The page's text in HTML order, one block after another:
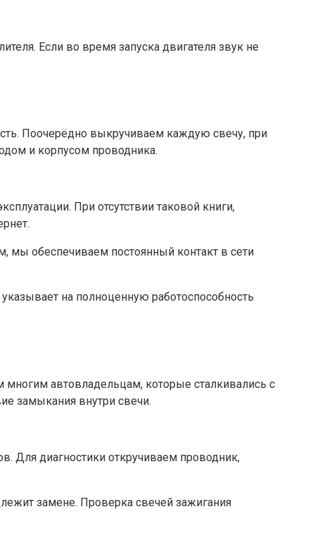
Если во время запуска двигателя звук не
Поочерёдно выкручиваем каждую свечу, при
и корпусом проводника.
При отсутствии таковой книги,
мы обеспечиваем постоянный контакт в сети
на полноценную работоспособность
многим автовладельцам, которые сталкивались с
замыкания внутри свечи.
Для диагностики откручиваем проводник,
замене. Проверка свечей зажигания